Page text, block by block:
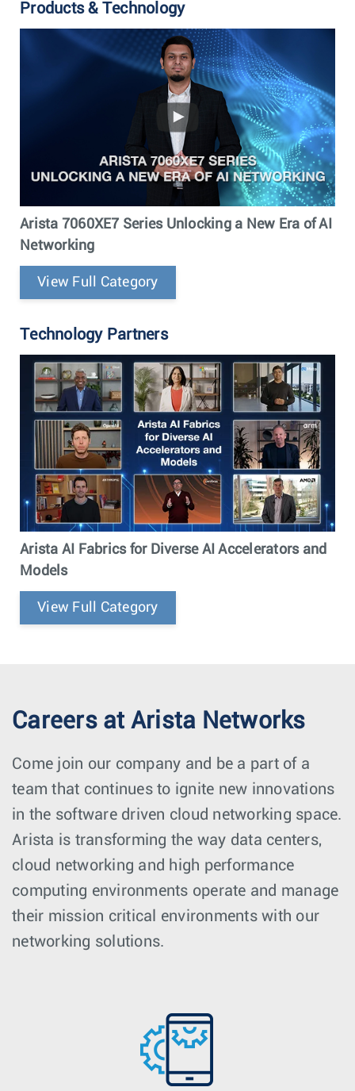
Products & Technology
Arista 7060XE7 Series Unlocking a New Era of AI
Networking
View Full Category
Technology Partners
Arista AI Fabrics for Diverse AI Accelerators and
Models
View Full Category
Careers at Arista Networks
Come join our company and be a part of a
team that continues to ignite new innovations
in the software driven cloud networking space.
Arista is transforming the way data centers,
cloud networking and high performance
computing environments operate and manage
their mission critical environments with our
networking solutions.